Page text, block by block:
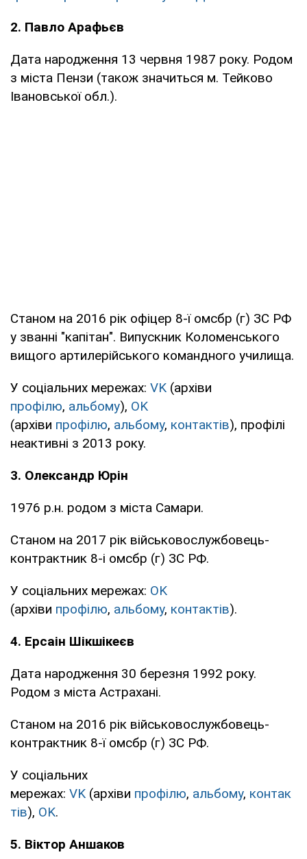
2. Павло Арафьєв
Дата народження 13 червня 1987 року. Родом
з міста Пензи (також значиться м. Тейково
Івановської обл.).
Станом на 2016 рік офіцер 8-ї омсбр (г) ЗС РФ
у званні "капітан". Випускник Коломенського
вищого артилерійського командного училища.
У соціальних мережах: VK (архіви
профілю, альбому), OK
(архіви профілю, альбому, контактів), профілі
неактивні з 2013 року.
3. Олександр Юрін
1976 р.н. родом з міста Самари.
Станом на 2017 рік військовослужбовець-
контрактник 8-і омсбр (г) ЗС РФ.
У соціальних мережах: OK
(архіви профілю, альбому, контактів).
4. Ерсаін Шікшікеєв
Дата народження 30 березня 1992 року.
Родом з міста Астрахані.
Станом на 2016 рік військовослужбовець-
контрактник 8-ї омсбр (г) ЗС РФ.
У соціальних
мережах: VK (архіви профілю, альбому, контак
тів), OK.
5. Віктор Аншаков